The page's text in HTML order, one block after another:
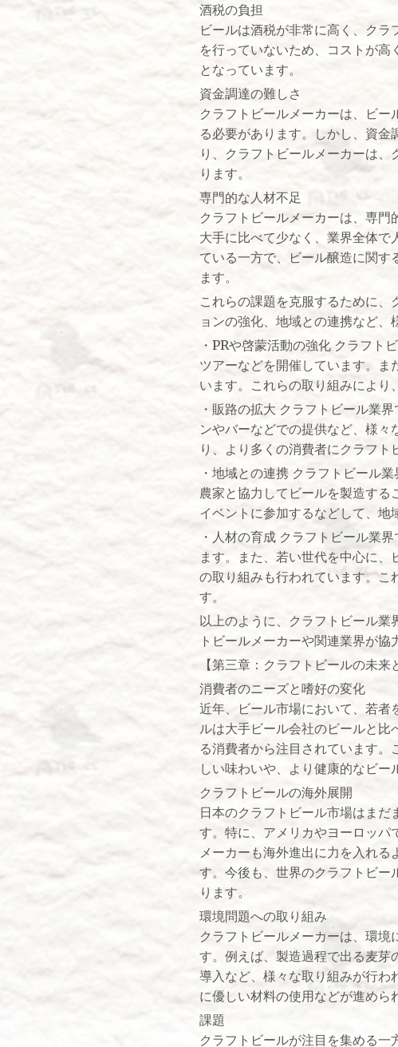
酒税の負担
ビールは酒税が非常に高く、ク
を行っていないため、コストが
となっています。
資金調達の難しさ
クラフトビールメーカーは、ビ
る必要があります。しかし、資
り、クラフトビールメーカーは
ります。
専門的な人材不足
クラフトビールメーカーは、専
大手に比べて少なく、業界全体
ている一方で、ビール醸造に関す
ます。
これらの課題を克服するために
ョンの強化、地域との連携など、
・PRや啓蒙活動の強化 クラフト
ツアーなどを開催しています。
います。これらの取り組みにより
・販路の拡大 クラフトビール業
ンやバーなどでの提供など、様
り、より多くの消費者にクラフト
・地域との連携 クラフトビール
農家と協力してビールを製造す
イベントに参加するなどして、
・人材の育成 クラフトビール業
ます。また、若い世代を中心に
の取り組みも行われています。こ
す。
以上のように、クラフトビール
トビールメーカーや関連業界が協
【第三章：クラフトビールの未来
消費者のニーズと嗜好の変化
近年、ビール市場において、若者
ルは大手ビール会社のビールと
る消費者から注目されています
しい味わいや、より健康的なビー
クラフトビールの海外展開
日本のクラフトビール市場はま
す。特に、アメリカやヨーロッ
メーカーも海外進出に力を入れ
す。今後も、世界のクラフトビー
ります。
環境問題への取り組み
クラフトビールメーカーは、環境
す。例えば、製造過程で出る麦
導入など、様々な取り組みが行わ
に優しい材料の使用などが進めら
課題
クラフトビールが注目を集める